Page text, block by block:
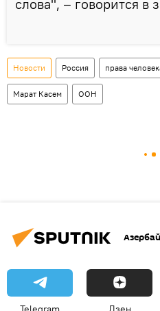
слова", – говорится в
Новости Россия права
Марат Касем ООН